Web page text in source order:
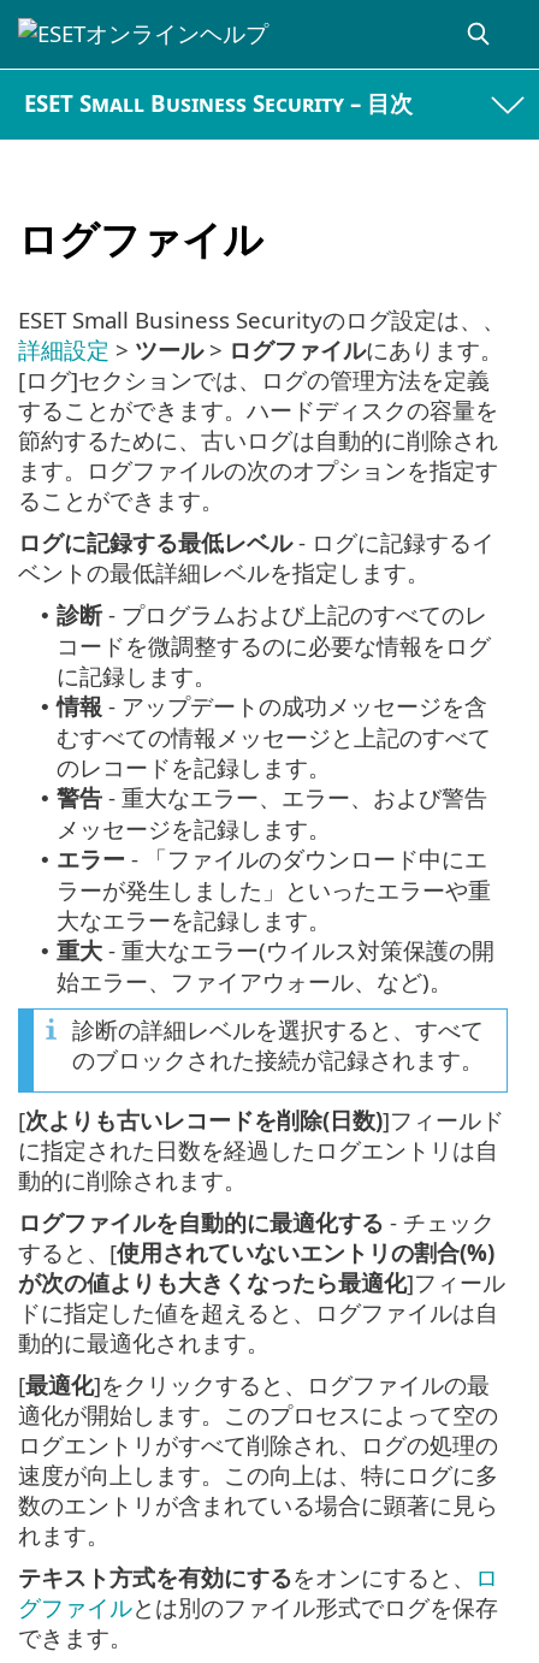
ESET Small Business Security – 目次
ログファイル
ESET Small Business Securityのログ設定は、、
詳細設定 > ツール> ログファイルにあります。
[ログ]セクションでは、ログの管理方法を定義
することができます。ハードディスクの容量を
節約するために、古いログは自動的に削除され
ます。ログファイルの次のオプションを指定す
ることができます。
ログに記録する最低レベル- ログに記録するイ
ベントの最低詳細レベルを指定します。
• 診断 - プログラムおよび上記のすべてのレ
コードを微調整するのに必要な情報をログ
に記録します。
• 情報 - アップデートの成功メッセージを含
むすべての情報メッセージと上記のすべて
のレコードを記録します。
• 警告 - 重大なエラー、エラー、および警告
メッセージを記録します。
• エラー - 「ファイルのダウンロード中にエ
ラーが発生しました」といったエラーや重
大なエラーを記録します。
• 重大 - 重大なエラー(ウイルス対策保護の開
始エラー、ファイアウォール、など)。
診断の詳細レベルを選択すると、すべて
のブロックされた接続が記録されます。
[次よりも古いレコードを削除(日数)]フィールド
に指定された日数を経過したログエントリは自
動的に削除されます。
ログファイルを自動的に最適化する - チェック
すると、[使用されていないエントリの割合(%)
が次の値よりも大きくなったら最適化]フィール
ドに指定した値を超えると、ログファイルは自
動的に最適化されます。
[最適化]をクリックすると、ログファイルの最
適化が開始します。このプロセスによって空の
ログエントリがすべて削除され、ログの処理の
速度が向上します。この向上は、特にログに多
数のエントリが含まれている場合に顕著に見ら
れます。
テキスト方式を有効にするをオンにすると、
ロ
グファイルとは別のファイル形式でログを保存
できます。